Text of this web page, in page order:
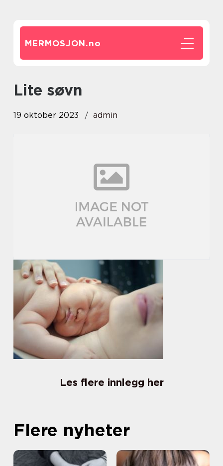
MERMOSJON.no
lite søvn
19 oktober 2023 admin
Les flere innlegg her
Flere nyheter